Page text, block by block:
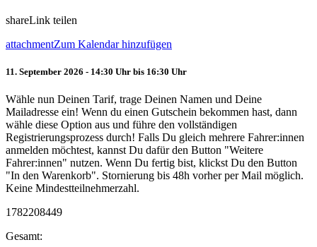
shareLink teilen
attachmentZum Kalendar hinzufügen
11. September 2026 - 14:30 Uhr bis 16:30 Uhr
Wähle nun Deinen Tarif, trage Deinen Namen und Deine
Mailadresse ein! Wenn du einen Gutschein bekommen hast, dann
wähle diese Option aus und führe den vollständigen
Registrierungsprozess durch! Falls Du gleich mehrere Fahrer:innen
anmelden möchtest, kannst Du dafür den Button "Weitere
Fahrer:innen" nutzen. Wenn Du fertig bist, klickst Du den Button
"In den Warenkorb". Stornierung bis 48h vorher per Mail möglich.
Keine Mindestteilnehmerzahl.
1782208449
Gesamt: